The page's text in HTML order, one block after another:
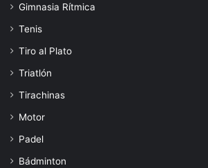
Gimnasia Rítmica
Tenis
Tiro al Plato
Triatlón
Tirachinas
Motor
Padel
Bádminton